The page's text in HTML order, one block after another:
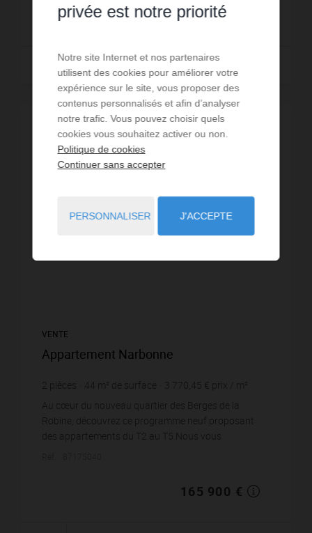
485 000 €
Lire la suite
VENTE
Appartement Narbonne
2 pièces 44 m² de surface 3 770,45 € prix / m²
Au cœur du nouveau quartier des Berges de la
Robine, découvrez ce programme neuf proposant
des appartements du T2 au T5.Nous vous
165 900 €
privée est notre priorité
Notre site Internet et nos partenaires
utilisent des cookies pour améliorer votre
expérience sur le site, vous proposer des
contenus personnalisés et afin d’analyser
notre trafic. Vous pouvez choisir quels
cookies vous souhaitez activer ou non.
Politique de cookies
Continuer sans accepter
PERSONNALISER J'ACCEPTE